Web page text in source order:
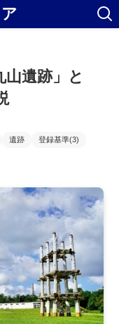
遺跡」と
遺跡
登録基準(3)